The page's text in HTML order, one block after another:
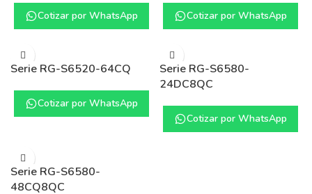
Cotizar por WhatsApp Cotizar por WhatsApp
Serie RG-S6520-64CQ
Cotizar por WhatsApp
Serie RG-S6580-
24DC8QC
Cotizar por WhatsApp
Serie RG-S6580-
48CQ8QC